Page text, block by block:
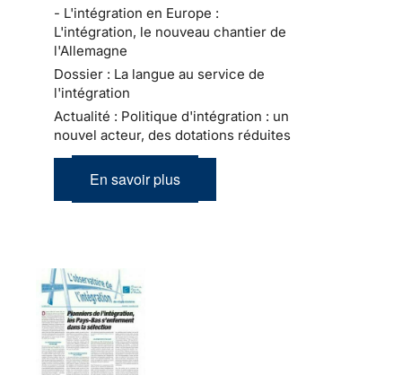
- L'intégration en Europe :
L'intégration, le nouveau chantier de
l'Allemagne
Dossier : La langue au service de
l'intégration
Actualité : Politique d'intégration : un
nouvel acteur, des dotations réduites
En savoir plus